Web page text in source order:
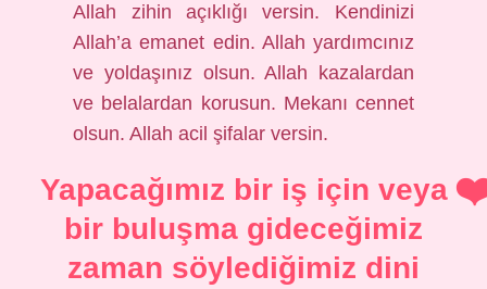
Allah zihin açıklığı versin. Kendinizi
Allah’a emanet edin. Allah yardımcınız
ve yoldaşınız olsun. Allah kazalardan
ve belalardan korusun. Mekanı cennet
olsun. Allah acil şifalar versin.
Yapacağımız bir iş için veya
bir buluşma gideceğimiz
zaman söylediğimiz dini